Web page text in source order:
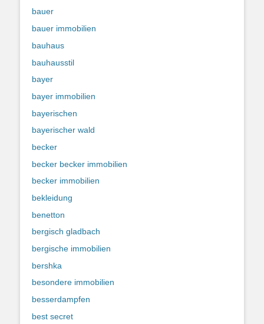
bauer
bauer immobilien
bauhaus
bauhausstil
bayer
bayer immobilien
bayerischen
bayerischer wald
becker
becker becker immobilien
becker immobilien
bekleidung
benetton
bergisch gladbach
bergische immobilien
bershka
besondere immobilien
besserdampfen
best secret